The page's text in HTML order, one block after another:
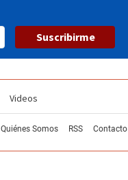
Suscribirme
Videos
Quiénes Somos RSS Contacto